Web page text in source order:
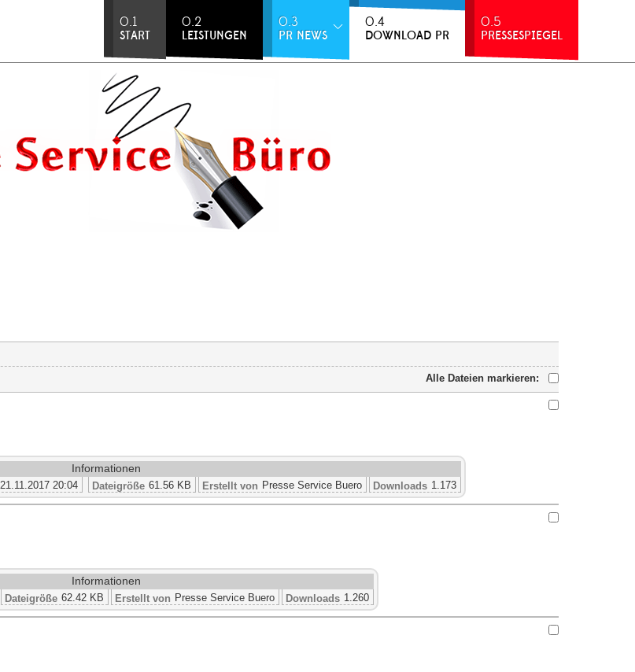
0.1
START
0.2
LEISTUNGEN
0.3
PR NEWS
0.4
DOWNLOAD PR
0.5
PRESSESPIEGEL
Alle Dateien markieren:
Informationen
21.11.2017 20:04 Dateigröße 61.56 KB Erstellt von Presse Service Buero Downloads 1.173
Informationen
Dateigröße 62.42 KB Erstellt von Presse Service Buero Downloads 1.260